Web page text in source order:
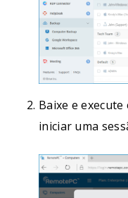
Baixe e
iniciar uma